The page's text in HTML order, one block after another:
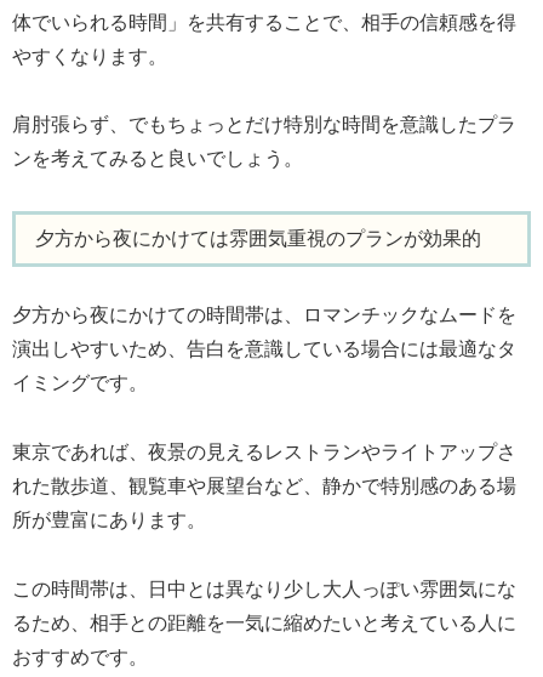
体でいられる時間」を共有することで、相手の信頼感を得
やすくなります。
肩肘張らず、でもちょっとだけ特別な時間を意識したプラ
ンを考えてみると良いでしょう。
夕方から夜にかけては雰囲気重視のプランが効果的
夕方から夜にかけての時間帯は、ロマンチックなムードを
演出しやすいため、告白を意識している場合には最適なタ
イミングです。
東京であれば、夜景の見えるレストランやライトアップさ
れた散歩道、観覧車や展望台など、静かで特別感のある場
所が豊富にあります。
この時間帯は、日中とは異なり少し大人っぽい雰囲気にな
るため、相手との距離を一気に縮めたいと考えている人に
おすすめです。